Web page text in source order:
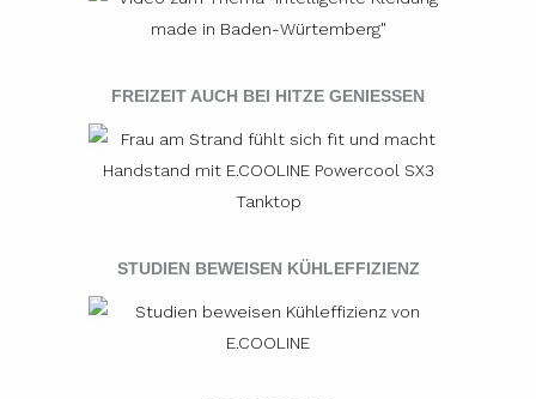
FREIZEIT AUCH BEI HITZE GENIESSEN
STUDIEN BEWEISEN KÜHLEFFIZIENZ